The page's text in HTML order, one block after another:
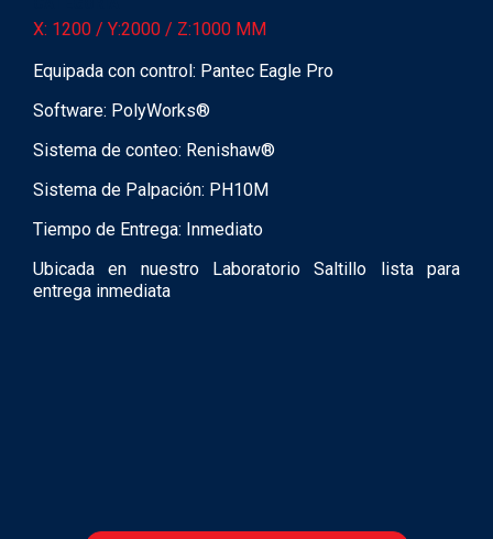
X: 1200 / Y:2000 / Z:1000 MM
Equipada con control: Pantec Eagle Pro
Software: PolyWorks®
Sistema de conteo: Renishaw®
Sistema de Palpación: PH10M
Tiempo de Entrega: Inmediato
Ubicada en nuestro Laboratorio Saltillo lista para
entrega inmediata